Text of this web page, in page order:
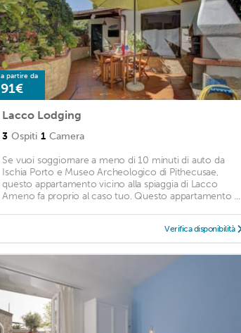
a partire da
91€
Lacco Lodging
3 Ospiti 1 Camera
Se vuoi soggiornare a meno di 10 minuti di auto da
Ischia Porto e Museo Archeologico di Pithecusae,
questo appartamento vicino alla spiaggia di Lacco
Ameno fa proprio al caso tuo. Questo appartamento ...
Verifica disponibilità